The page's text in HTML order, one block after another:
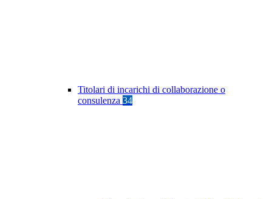
Titolari di incarichi di collaborazione o
consulenza 34